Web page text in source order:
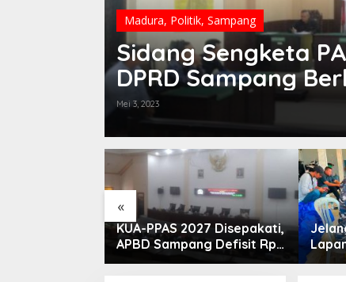
Madura, Politik, Sampang
Sidang Sengketa
DPRD Sampang
Gugatan
Mei 3, 2023
«
KUA-PPAS 2027 Disepakati,
APBD Sampang Defisit Rp